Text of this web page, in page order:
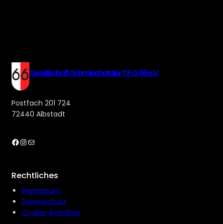
Gesellschaft Schmiechataler T.F.G. 66 e.V.
Postfach 201 724
72440 Albstadt
Facebook InstagramE-Mail
Rechtliches
Impressum
Datenschutz
Cookie-Richtlinie